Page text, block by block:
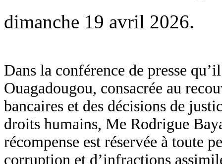
dimanche 19 avril 2026.
Dans la conférence de presse
Ouagadougou, consacrée au
bancaires et des décisions de
droits humains, Me Rodrigue
récompense est réservée à toute
corruption et d’infractions